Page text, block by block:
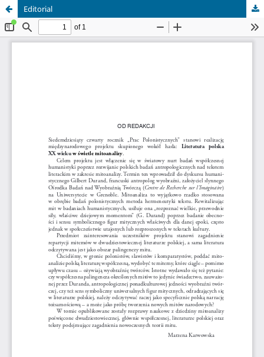
Editorial